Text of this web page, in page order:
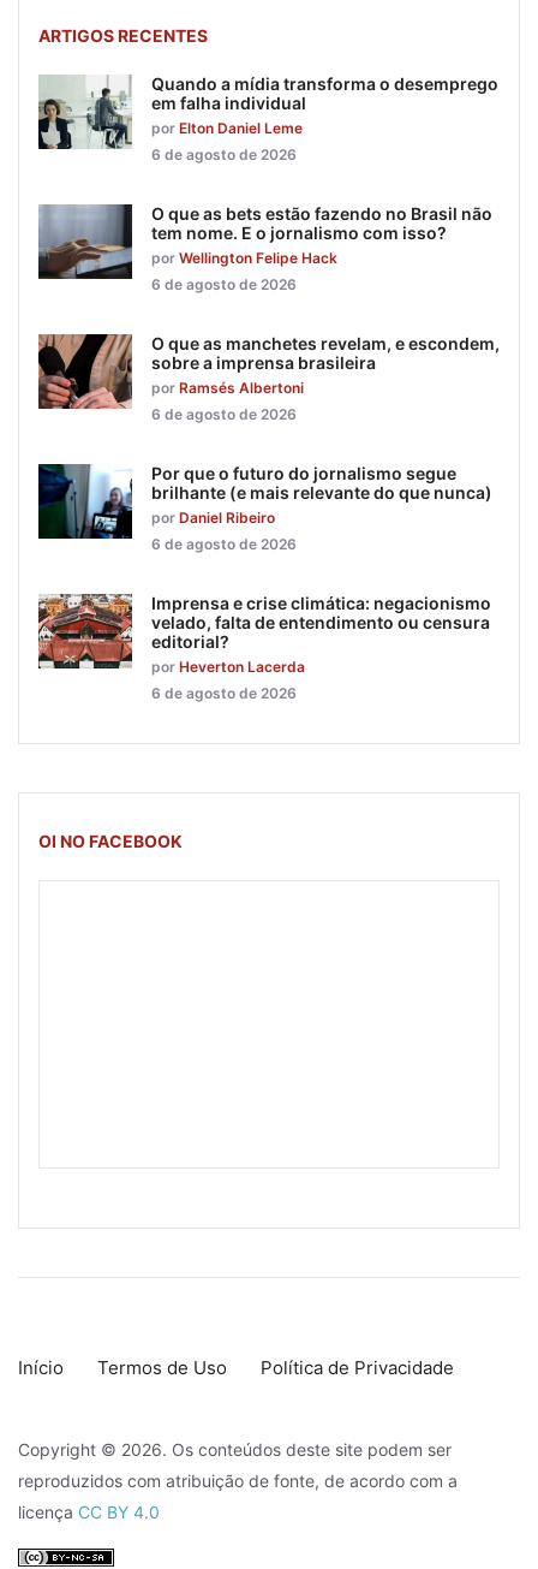
ARTIGOS RECENTES
Quando a mídia transforma o desemprego
em falha individual
por Elton Daniel Leme
6 de agosto de 2026
O que as bets estão fazendo no Brasil não
tem nome. E o jornalismo com isso?
por Wellington Felipe Hack
6 de agosto de 2026
O que as manchetes revelam, e escondem,
sobre a imprensa brasileira
por Ramsés Albertoni
6 de agosto de 2026
Por que o futuro do jornalismo segue
brilhante (e mais relevante do que nunca)
por Daniel Ribeiro
6 de agosto de 2026
Imprensa e crise climática: negacionismo
velado, falta de entendimento ou censura
editorial?
por Heverton Lacerda
6 de agosto de 2026
OI NO FACEBOOK
Início Termos de Uso Política de Privacidade
Copyright © 2026. Os conteúdos deste site podem ser
reproduzidos com atribuição de fonte, de acordo com a
licença CC BY 4.0